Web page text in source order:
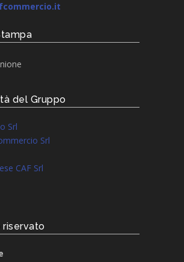
del Gruppo
Srl
Srl
CAF Srl